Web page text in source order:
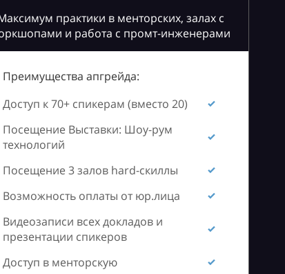
практики в менторских, залах с
и работа с промт-инженерами
Преимущества апгрейда:
Доступ к 70+ спикерам (вместо 20)
Посещение Выставки: Шоу-рум
технологий
Посещение 3 залов hard-скиллы
Возможность оплаты от юр.лица
Видеозаписи всех докладов и
презентации спикеров
Доступ в менторскую